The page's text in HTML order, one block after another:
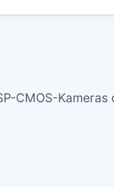
CMOS-Kameras